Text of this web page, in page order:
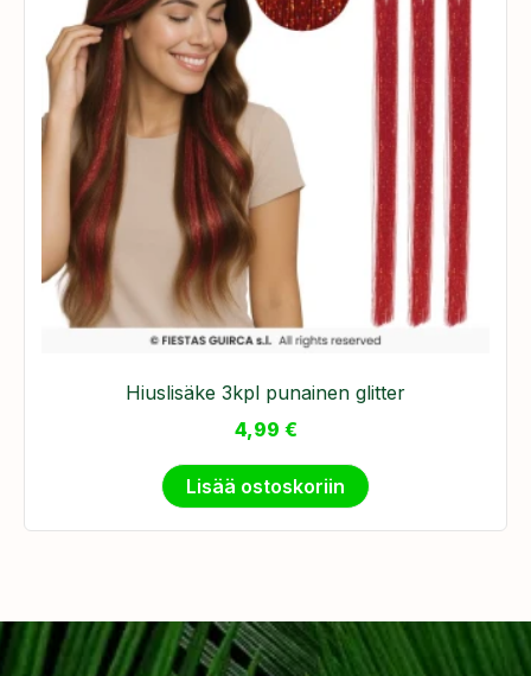
Hiuslisäke 3kpl punainen glitter
4,99 €
Lisää ostoskoriin